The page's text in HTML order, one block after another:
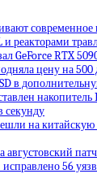
реакторами
GeForce RTX
цену на 500
в
накопитель
секунду
на
августовский
56